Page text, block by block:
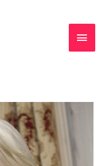
Main